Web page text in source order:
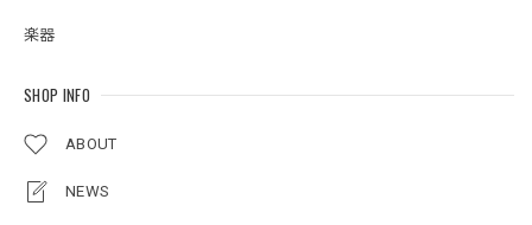
楽器
SHOP INFO
ABOUT
NEWS